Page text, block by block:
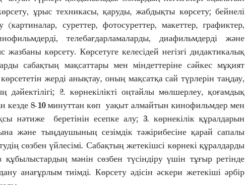
ұрыс техникасы, қаруды, жабдықты көрсету; бейнелі
(картиналар, суреттер, фотосуреттер, макеттер, графиктер,
телебағдарламаларды, диафильмдерді және
жазбаны көрсету. Көрсетуге келесідей негізгі дидактикалық
сабақтың мақсаттары мен міндеттеріне сәйкес мұқият
жерді анықтау, оның мақсатқа сай түрлерін таңдау,
дәйектілігі; 2. көрнекілікті оңтайлы мөлшерлеу, қоғамдық
кезде 8-10 минуттан көп  уақыт алмайтын кинофильмдер мен
нәтиже  беретінін есепке алу; 3. көрнекілік құралдарын
және тыңдаушының сезімдік тәжірибесіне қарай сапалы
сөзбен үйлесімі. Сабақтың жетекішсі көрнекі құралдарды
құбылыстардың мәнін сөзбен түсіндіру үшін тұғыр ретінде
анағұрлым тиімді. Көрсету әдісін әскери жетекіші әрбір